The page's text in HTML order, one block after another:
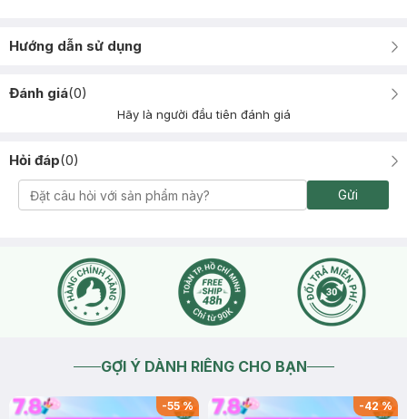
Hướng dẫn sử dụng
Đánh giá(0)
Hãy là người đầu tiên đánh giá
Hỏi đáp(0)
Gửi
GỢI Ý DÀNH RIÊNG CHO BẠN
-55% -42%